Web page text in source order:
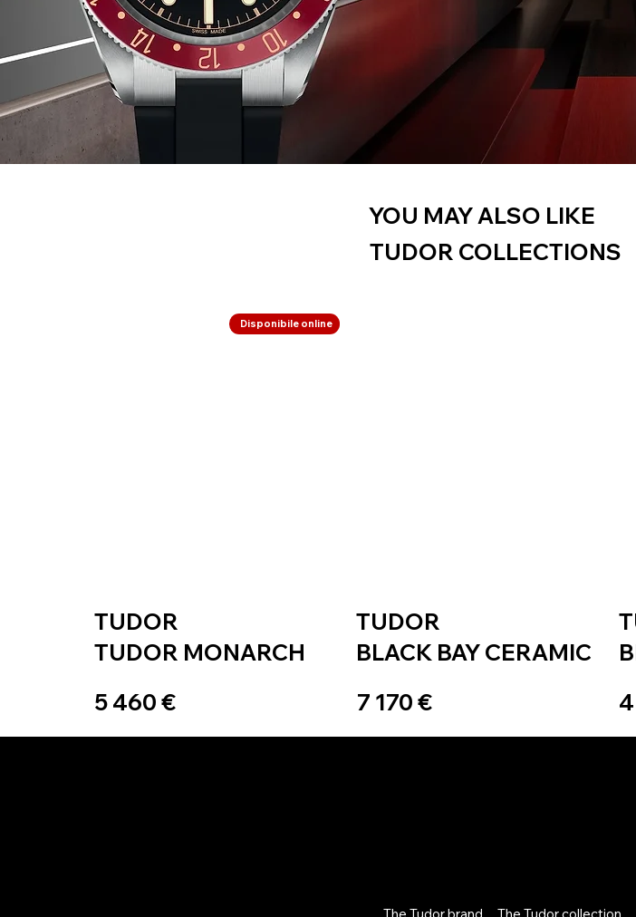
TUDOR COLLECTIONS
YOU MAY ALSO LIKE
Disponibile online
TUDOR
TUDOR MONARCH
5 460 €
TUDOR
BLACK BAY CERAMIC
7 170 €
The Tudor brand The Tudor collection